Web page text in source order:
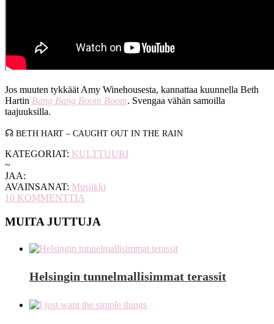
Jos muuten tykkäät Amy Winehousesta, kannattaa kuunnella Beth
Hartin Bang Bang Boom Boom. Svengaa vähän samoilla
taajuuksilla.
☊ BETH HART – CAUGHT OUT IN THE RAIN
KATEGORIAT: KULTTUURI
~
JAA:
AVAINSANAT: Musiikki
10 KOMMENTTIA
MUITA JUTTUJA
Helsingin tunnelmallisimmat terassit